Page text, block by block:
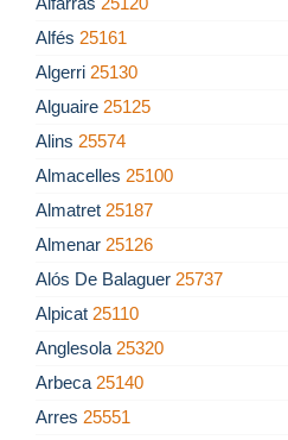
Alfés 25161
Algerri 25130
Alguaire 25125
Alins 25574
Almacelles 25100
Almatret 25187
Almenar 25126
Alós De Balaguer 25737
Alpicat 25110
Anglesola 25320
Arbeca 25140
Arres 25551